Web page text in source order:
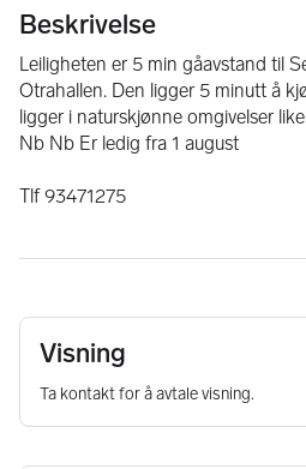
Beskrivelse
Leiligheten er 5 min gåavstand til
Otrahallen. Den ligger 5 minutt å
ligger i naturskjønne omgivelser
Nb Nb Er ledig fra 1 august
Tlf 93471275
Visning
Ta kontakt for å avtale visning.